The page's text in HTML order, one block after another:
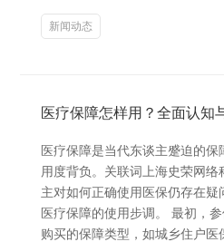
新闻动态
医疗保障怎样用？全面认知
医疗保障是当代东谈主蹙迫的
用度背负。关联词上海史荣网
主对如何正确使用医保仍存在疑
医疗保障的使用步调。 最初，
购买的保障类型，如城乡住户